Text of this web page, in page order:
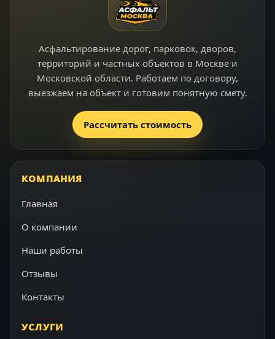
Асфальтирование дорог, парковок, дворов,
территорий и частных объектов в Москве и
Московской области. Работаем по договору,
выезжаем на объект и готовим понятную смету.
Рассчитать стоимость
КОМПАНИЯ
Главная
О компании
Наши работы
Отзывы
Контакты
УСЛУГИ